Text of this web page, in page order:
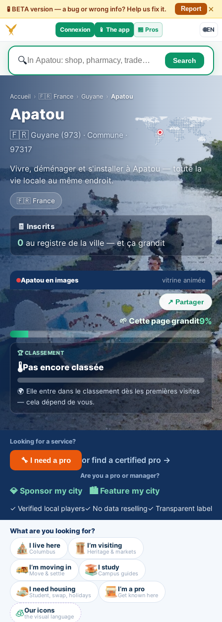
🧪 BETA version — a bug or wrong info? Help us fix it. Report ×
Connexion 📱 The app 🏪 Pros 🌐EN
🔍 Search
Accueil › 🇫🇷 France › Guyane › Apatou
Apatou
🇫🇷 Guyane (973) · Commune ·
97317
Vivre, déménager et s'installer à Apatou — toute la
vie locale au même endroit.
🇫🇷 France
🧾 Inscrits
0 au registre de la ville — et ça grandit
Apatou en images vitrine animée
💬 THE TOWN LOUNGE
Talk with Apatou locals
Everyone in their language · auto translation →
‹ ›
🔇 ⛶
↗ Partager
🌱 Cette page grandit9%
🏆 CLASSEMENT
🌡️Pas encore classée
🌍 Elle entre dans le classement dès les premières visites
— cela dépend de vous.
Looking for a service?
🔧 I need a pro or find a certified pro →
Are you a pro or manager?
💎 Sponsor my city · 🏙️ Feature my city
✓ Verified local players✓ No data reselling✓ Transparent label
What are you looking for?
I live here
Columbus
I’m visiting
Heritage & markets
I’m moving in
Move & settle
I study
Campus guides
I need housing
Student, swap, holidays
I’m a pro
Get known here
🧊Our icons
the visual language